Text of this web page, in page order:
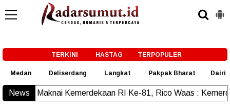
TERKINI HASTAG TERPOPULER
Medan Deliserdang Langkat Pakpak Bharat Dairi
News RI Ke-81, Rico Waas : Kemerdekaan Harus